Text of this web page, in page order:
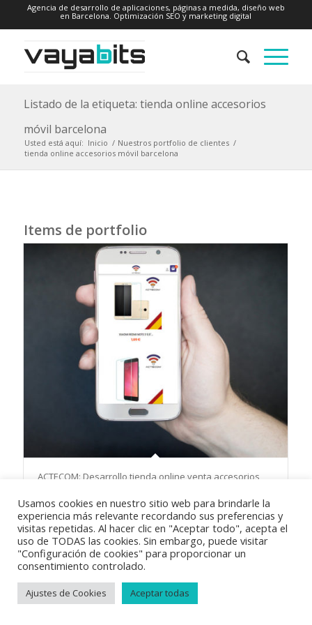
Agencia de desarrollo de aplicaciones, páginas a medida, diseño web
en Barcelona. Optimización SEO y marketing digital
Listado de la etiqueta: tienda online accesorios
móvil barcelona
Usted está aquí: Inicio / Nuestros portfolio de clientes /
tienda online accesorios móvil barcelona
Items de portfolio
ACTECOM: Desarrollo tienda online venta accesorios
Política de privacidad
Política de cookies
Usamos cookies en nuestro sitio web para brindarle la
experiencia más relevante recordando sus preferencias y
visitas repetidas. Al hacer clic en "Aceptar todo", acepta el
uso de TODAS las cookies. Sin embargo, puede visitar
"Configuración de cookies" para proporcionar un
consentimiento controlado.
Ajustes de Cookies Aceptar todas